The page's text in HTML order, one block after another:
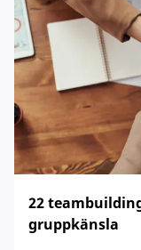
22
gruppkänsla